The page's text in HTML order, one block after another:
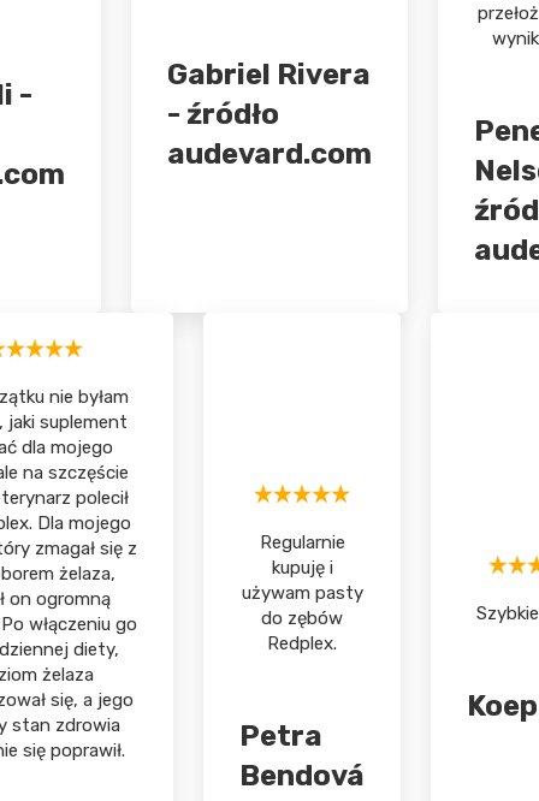
-
Gabriel Rivera
- źródło
audevard.com
nie byłam
jaki suplement
dla mojego
na szczęście
polecił
Dla mojego
zmagał się z
żelaza,
on ogromną
włączeniu go
diety,
żelaza
się, a jego
stan zdrowia
się poprawił.
Regularnie
kupuję i
używam pasty
do zębów
Redplex.
Petra
Bendová